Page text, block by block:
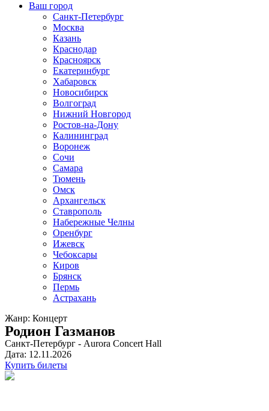
Ваш город
Санкт-Петербург
Москва
Казань
Краснодар
Красноярск
Екатеринбург
Хабаровск
Новосибирск
Волгоград
Нижний Новгород
Ростов-на-Дону
Калининград
Воронеж
Сочи
Самара
Тюмень
Омск
Архангельск
Ставрополь
Набережные Челны
Оренбург
Ижевск
Чебоксары
Киров
Брянск
Пермь
Астрахань
Жанр: Концерт
Родион Газманов
Санкт-Петербург - Aurora Concert Hall
Дата: 12.11.2026
Купить билеты